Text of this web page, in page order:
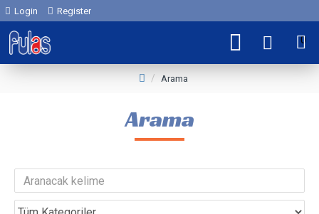
Login Register
0
Arama
Arama